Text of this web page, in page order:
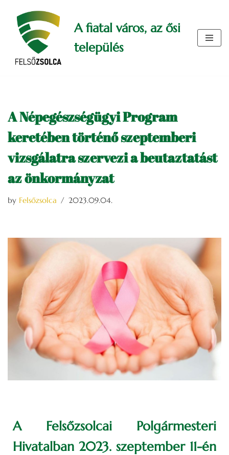
Skip
content
A fiatal város, az ősi
település
A Népegészségügyi Program
keretében történő szeptemberi
vizsgálatra szervezi a beutaztatást
az önkormányzat
by Felsőzsolca 2023.09.04.
A Felsőzsolcai Polgármesteri
Hivatalban 2023. szeptember 11-én